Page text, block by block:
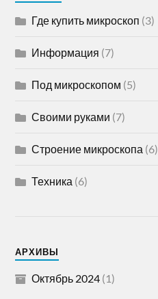
Где купить микроскоп (3)
Информация (7)
Под микроскопом (5)
Своими руками (7)
Строение микроскопа (6)
Техника (6)
АРХИВЫ
Октябрь 2024 (1)